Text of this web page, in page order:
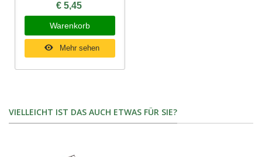
€ 5,45
Warenkorb
Mehr sehen
VIELLEICHT IST DAS AUCH ETWAS FÜR SIE?